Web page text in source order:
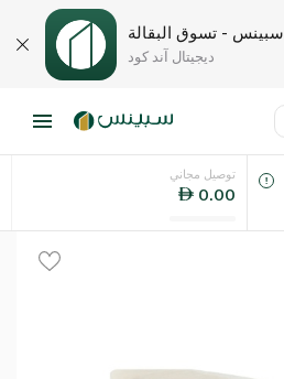
سبينس - تسوق البقالة
ديجيتال آند كود
اللغةتوصيل مجاني
0.00